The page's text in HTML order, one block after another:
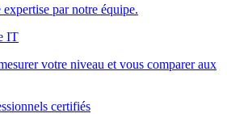
par notre équipe.
IT
votre niveau et vous comparer aux
certifiés